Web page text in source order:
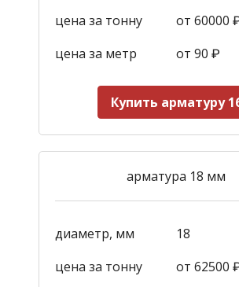
цена за тонну
от 60000
цена за метр
от 90 ₽
Купить арматуру
арматура 18 мм
диаметр, мм
18
цена за тонну
от 62500